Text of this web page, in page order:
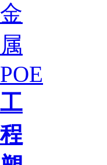
金
属
POE
工
程